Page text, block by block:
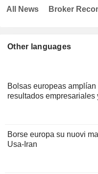
Other languages
Bolsas europeas
resultados
Borse europa su nuovi
Usa-Iran
All News Broker